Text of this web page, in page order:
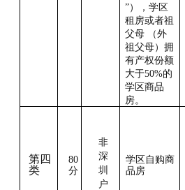
”），学区
租房或者祖
父母 （外
祖父母）拥
有产权份额
大于50%的
学区商品
房。
第四
类
80
分
非
深
圳
户
学区自购商
品房